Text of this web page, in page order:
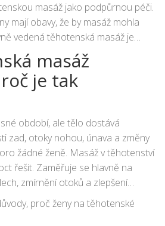
masáž jako podpůrnou péči.
mají obavy, že by masáž mohla
vedená těhotenská masáž je
spoustu úlevy i radosti – nejen
jejímu okolí.
masáž
je tak
období, ale tělo dostává
zad, otoky nohou, únava a změny
žádné ženě. Masáž v těhotenství
řešit. Zaměřuje se hlavně na
zmírnění otoků a zlepšení
je, že v severní Evropě
těhotenství průměrně až šest
proč ženy na těhotenské